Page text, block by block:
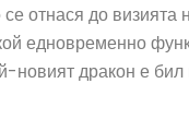
отнася до визията
едновременно
новият дракон е бил